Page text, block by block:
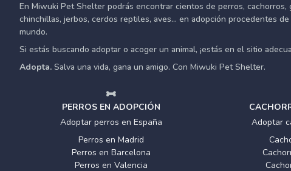
En Miwuki Pet Shelter podrás encontrar cientos de perros, cachorros,
chinchillas, jerbos, cerdos reptiles, aves... en adopción procedentes
mundo.
Si estás buscando adoptar o acoger un animal, ¡estás en el sitio
Adopta. Salva una vida, gana un amigo. Con Miwuki Pet Shelter.
PERROS EN ADOPCIÓN
Adoptar perros en España
Perros en Madrid
Perros en Barcelona
Perros en Valencia
Adoptar